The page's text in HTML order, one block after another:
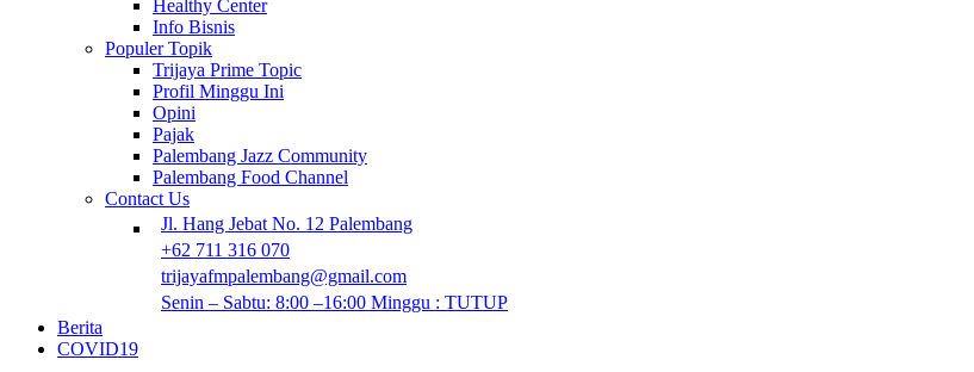
Healthy Center
Info Bisnis
Populer Topik
Trijaya Prime Topic
Profil Minggu Ini
Opini
Pajak
Palembang Jazz Community
Palembang Food Channel
Contact Us
Jl. Hang Jebat No. 12 Palembang
+62 711 316 070
trijayafmpalembang@gmail.com
Senin – Sabtu: 8:00 –16:00 Minggu : TUTUP
Berita
COVID19